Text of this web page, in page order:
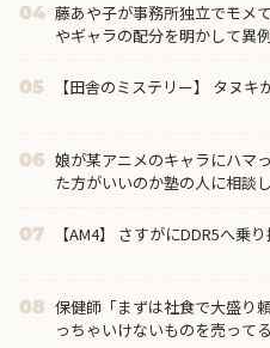
04 藤あや子が事務所独立でモメ
やギャラの配分を明かして異
05 【田舎のミステリー】 タヌ
06 娘が某アニメのキャラにハマ
た方がいいのか塾の人に相談
07 【AM4】 さすがにDDR5へ乗
08 保健師「まずは社食で大盛り
っちゃいけないものを売って